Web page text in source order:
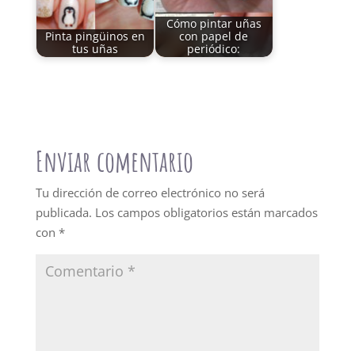
Pinta pingüinos en
tus uñas
Cómo pintar uñas
con papel de
periódico:
Enviar comentario
Tu dirección de correo electrónico no será
publicada. Los campos obligatorios están marcados
con *